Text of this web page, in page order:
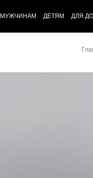
МУЖЧИНАМ ДЕТЯМ ДЛЯ